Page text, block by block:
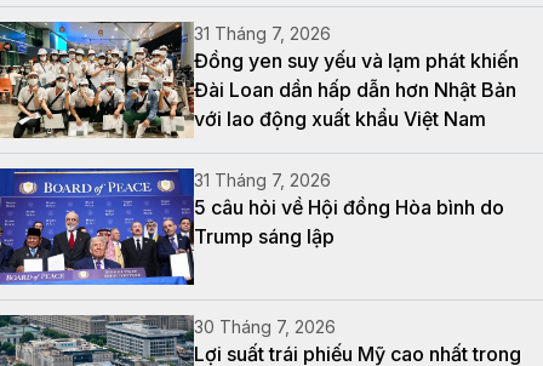
31 Tháng 7, 2026
Đồng yen suy yếu và lạm phát khiến
Đài Loan dần hấp dẫn hơn Nhật Bản
với lao động xuất khẩu Việt Nam
31 Tháng 7, 2026
5 câu hỏi về Hội đồng Hòa bình do
Trump sáng lập
30 Tháng 7, 2026
Lợi suất trái phiếu Mỹ cao nhất trong